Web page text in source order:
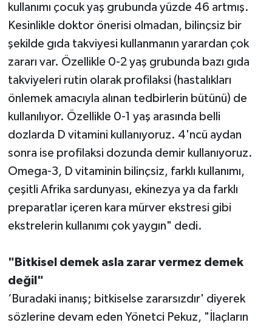
kullanımı çocuk yaş grubunda yüzde 46 artmış.
Kesinlikle doktor önerisi olmadan, bilinçsiz bir
şekilde gıda takviyesi kullanmanın yarardan çok
zararı var. Özellikle 0-2 yaş grubunda bazı gıda
takviyeleri rutin olarak profilaksi (hastalıkları
önlemek amacıyla alınan tedbirlerin bütünü) de
kullanılıyor. Özellikle 0-1 yaş arasında belli
dozlarda D vitamini kullanıyoruz. 4'ncü aydan
sonra ise profilaksi dozunda demir kullanıyoruz.
Omega-3, D vitaminin bilinçsiz, farklı kullanımı,
çeşitli Afrika sardunyası, ekinezya ya da farklı
preparatlar içeren kara mürver ekstresi gibi
ekstrelerin kullanımı çok yaygın" dedi.
"Bitkisel demek asla zarar vermez demek
değil"
‘Buradaki inanış; bitkiselse zararsızdır' diyerek
sözlerine devam eden Yönetci Pekuz, "İlaçların